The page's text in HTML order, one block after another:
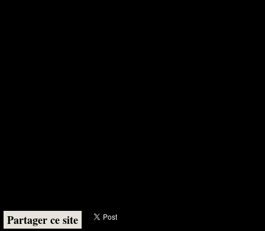
Partager ce site